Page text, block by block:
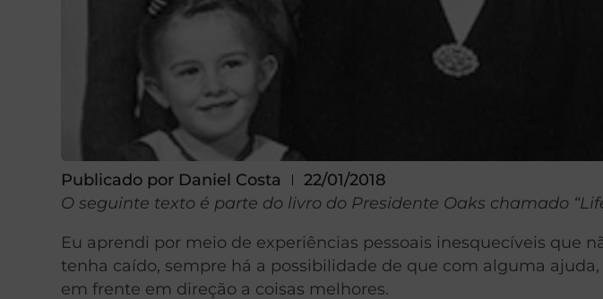
Publicado por Daniel Costa
22/01/2018
O seguinte texto é parte do livro do Presidente Oaks chamado
Eu aprendi por meio de experiências pessoais inesquecíveis que
tenha caído, sempre há a possibilidade de que com alguma
em frente em direção a coisas melhores.